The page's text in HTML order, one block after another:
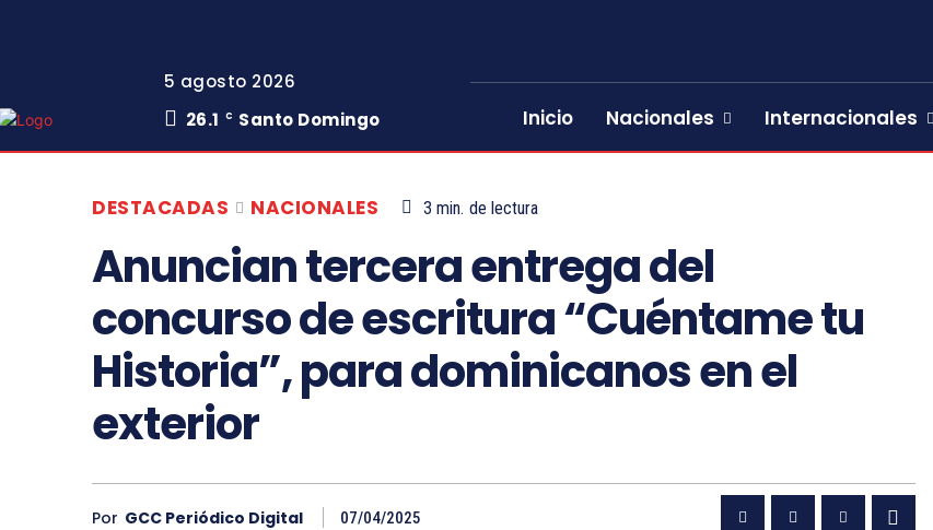
5 agosto 2026
26.1
C Santo Domingo Inicio Nacionales Internacionales
DESTACADAS NACIONALES 3 min. de lectura
Anuncian tercera entrega del
concurso de escritura “Cuéntame tu
Historia”, para dominicanos en el
exterior
Por GCC Periódico Digital 07/04/2025